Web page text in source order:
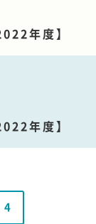
年度】
年度】
4